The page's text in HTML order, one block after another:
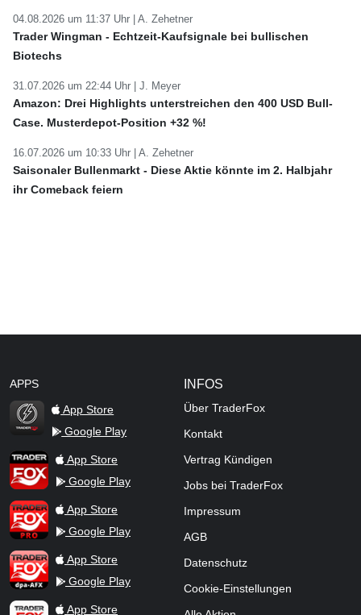
04.08.2026 um 11:37 Uhr | A. Zehetner
Trader Wingman - Echtzeit-Kaufsignale bei bullischen
Biotechs
31.07.2026 um 22:44 Uhr | J. Meyer
Amazon: Drei Highlights unterstreichen den 400 USD Bull-
Case. Musterdepot-Position +32 %!
16.07.2026 um 10:33 Uhr | A. Zehetner
Saisonaler Bullenmarkt - Diese Aktie könnte im 2. Halbjahr
ihr Comeback feiern
APPS
TraderFox Flash
App Store
Google Play
TraderFox AppApp Store
Google Play
TraderFox ProApp Store
Google Play
TraderFox dpa-AFX ProFeed
App Store
Google Play
TraderFox Live Trading
App Store
INFOS
Über TraderFox
Kontakt
Vertrag Kündigen
Jobs bei TraderFox
Impressum
AGB
Datenschutz
Cookie-Einstellungen